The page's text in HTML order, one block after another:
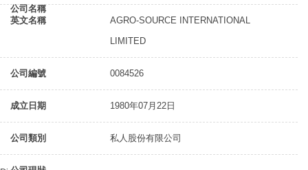
公司名稱
英文名稱
AGRO-SOURCE INTERNATIONAL
LIMITED
公司編號 0084526
成立日期 1980年07月22日
公司類別 私人股份有限公司